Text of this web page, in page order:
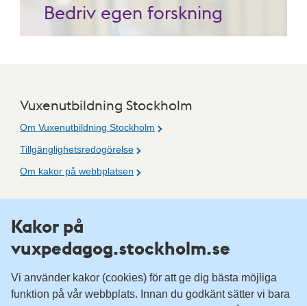
Bedriv egen forskning
Vuxenutbildning Stockholm
Om Vuxenutbildning Stockholm
Tillgänglighetsredogörelse
Om kakor på webbplatsen
Fler resurser
Vuxenutbildning Stockholm
Information för leverantörsskolor
Kakor på
vuxpedagog.stockholm.se
Vi använder kakor (cookies) för att ge dig bästa möjliga
funktion på vår webbplats. Innan du godkänt sätter vi bara